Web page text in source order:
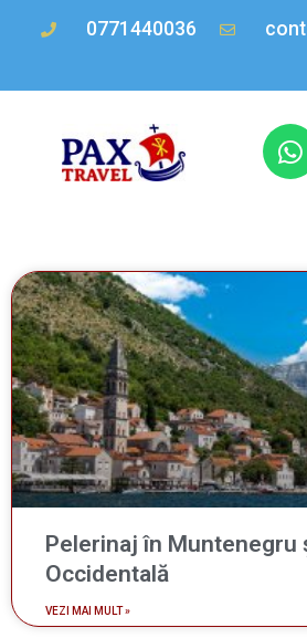
0771440036
Pelerinaj în Muntenegru
Occidentală
VEZI MAI MULT »